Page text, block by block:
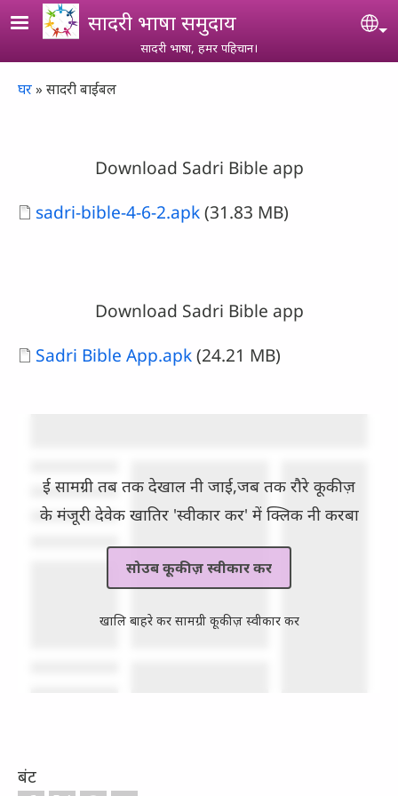
Skip to main content
सादरी भाषा समुदाय
सादरी भाषा, हमर पहिचान।
Breadcrumb
घर सादरी बाईबल
Download Sadri Bible app
Document
sadri-bible-4-6-2.apk(31.83 MB)
Download Sadri Bible app
Document
Sadri Bible App.apk(24.21 MB)
ई सामग्री तब तक देखाल नी जाई,जब तक रौरे कूकीज़
के मंजूरी देवेक खातिर 'स्वीकार कर' में क्लिक नी करबा
सोउब कूकीज़ स्वीकार कर
खालि बाहरे कर सामग्री कूकीज़ स्वीकार कर
बंट